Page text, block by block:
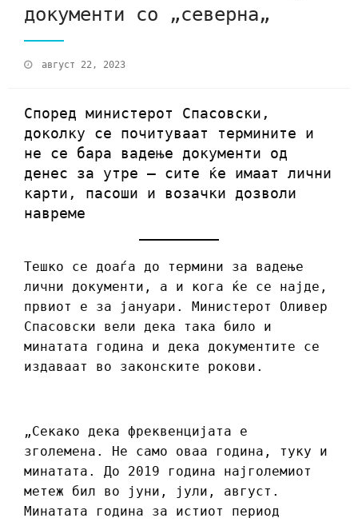
документи со „северна„
август 22, 2023
Според министерот Спасовски,
доколку се почитуваат термините и
не се бара вадење документи од
денес за утре – сите ќе имаат лични
карти, пасоши и возачки дозволи
навреме
Тешко се доаѓа до термини за вадење
лични документи, а и кога ќе се најде,
првиот е за јануари. Министерот Оливер
Спасовски вели дека така било и
минатата година и дека документите се
издаваат во законските рокови.
„Секако дека фреквенцијата е
зголемена. Не само оваа година, туку и
минатата. До 2019 година најголемиот
метеж бил во јуни, јули, август.
Минатата година за истиот период